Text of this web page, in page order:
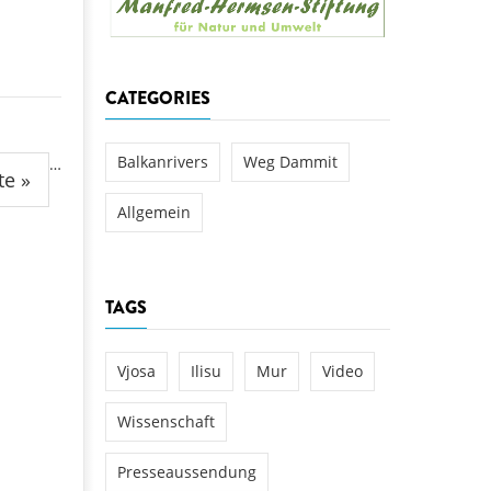
Ulog verursacht
für den Kamp: Aus für
…
»
CATEGORIES
Balkanrivers Weg Dammit
Allgemein
TAGS
Vjosa Ilisu Mur Video
Wissenschaft
Presseaussendung